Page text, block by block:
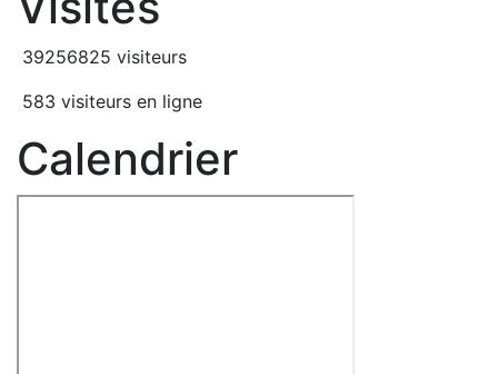
39256825 visiteurs
583 visiteurs en ligne
Calendrier